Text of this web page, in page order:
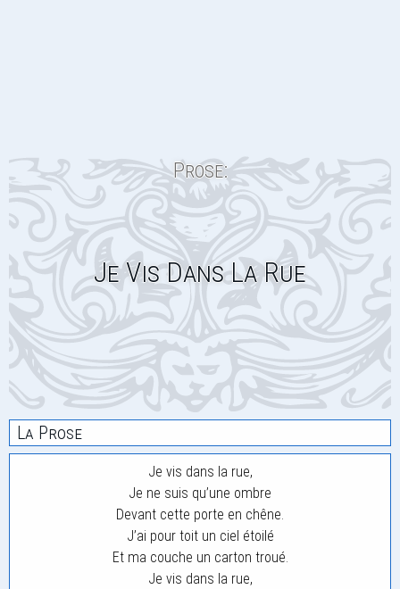
Prose:
Je Vis Dans La Rue
La Prose
Je vis dans la rue,
Je ne suis qu’une ombre
Devant cette porte en chêne.
J’ai pour toit un ciel étoilé
Et ma couche un carton troué.
Je vis dans la rue,